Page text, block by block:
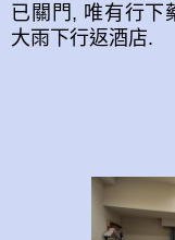
已關門, 唯有行下
大雨下行返酒店.